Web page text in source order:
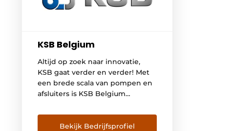
KSB Belgium
Altijd op zoek naar innovatie,
KSB gaat verder en verder! Met
een brede scala van pompen en
afsluiters is KSB Belgium
totaaloplossing voor de meeste
toepassingen. Gedurende de
Bekijk Bedrijfsprofiel